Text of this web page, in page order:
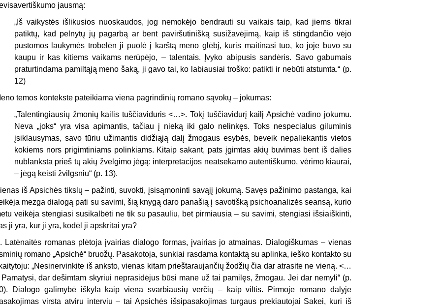
jausmą:
„Iš vaikystės išlikusios nuoskaudos, jog nemokėjo bendrauti su vaikais taip, kad jiems tikrai
patiktų, kad pelnytų jų pagarbą ar bent paviršutinišką susižavėjimą, kaip iš stingdančio vėjo
pustomos laukymės trobelėn ji puolė į karštą meno glėbį, kuris maitinasi tuo, ko joje buvo su
kaupu ir kas kitiems vaikams nerūpėjo, – talentais. Įvyko abipusis sandėris. Savo gabumais
praturtindama pamiltąją meno šaką, ji gavo tai, ko labiausiai troško: patikti ir nebūti atstumta.“ (p.
12)
temos kontekste pateikiama viena pagrindinių romano sąvokų – jokumas:
„Talentingiausių žmonių kailis tuščiaviduris <…>. Tokį tuščiavidurį kailį Apsichė vadino jokumu.
Neva „joks“ yra visa apimantis, tačiau į nieką iki galo nelinkęs. Toks nespecialus giluminis
įsiklausymas, savo tūriu užimantis didžiąją dalį žmogaus esybės, beveik nepaliekantis vietos
kokiems nors prigimtiniams polinkiams. Kitaip sakant, pats įgimtas akių buvimas bent iš dalies
nublanksta prieš tų akių žvelgimo jėgą: interpretacijos neatsekamo autentiškumo, vėrimo kiaurai,
– jėgą keisti žvilgsniu“ (p. 13).
iš Apsichės tikslų – pažinti, suvokti, įsisąmoninti savąjį jokumą. Savęs pažinimo pastanga, kai
mezga dialogą pati su savimi, šią knygą daro panašią į savotišką psichoanalizės seansą, kurio
veikėja stengiasi susikalbėti ne tik su pasauliu, bet pirmiausia – su savimi, stengiasi išsiaiškinti,
ji yra, kur ji yra, kodėl ji apskritai yra?
Latėnaitės romanas plėtoja įvairias dialogo formas, įvairias jo atmainas. Dialogiškumas – vienas
romano „Apsichė“ bruožų. Pasakotoja, sunkiai rasdama kontaktą su aplinka, ieško kontakto su
„Nesinervinkite iš anksto, vienas kitam prieštaraujančių žodžių čia dar atrasite ne vieną. <…
Pamatysi, dar dešimtam skyriui neprasidėjus būsi mane už tai pamilęs, žmogau. Jei dar nemyli“ (p.
Dialogo galimybė iškyla kaip viena svarbiausių verčių – kaip viltis. Pirmoje romano dalyje
virsta atviru interviu – tai Apsichės išsipasakojimas turgaus prekiautojai Sakei, kuri iš